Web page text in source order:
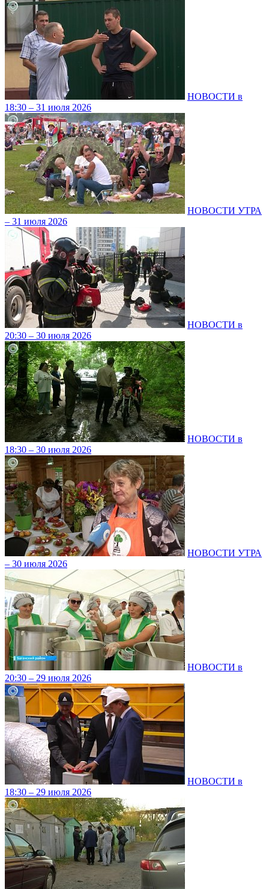
НОВОСТИ в
18:30 – 31 июля 2026
НОВОСТИ УТРА
– 31 июля 2026
НОВОСТИ в
20:30 – 30 июля 2026
НОВОСТИ в
18:30 – 30 июля 2026
НОВОСТИ УТРА
– 30 июля 2026
НОВОСТИ в
20:30 – 29 июля 2026
НОВОСТИ в
18:30 – 29 июля 2026